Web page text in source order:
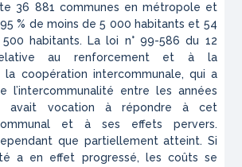
36 881 communes en métropole et
% de moins de 5 000 habitants et 54
habitants. La loi n° 99-586 du 12
au renforcement et à la
la coopération intercommunale, qui a
l’intercommunalité entre les années
avait vocation à répondre à cet
et à ses effets pervers.
que partiellement atteint. Si
a en effet progressé, les coûts se